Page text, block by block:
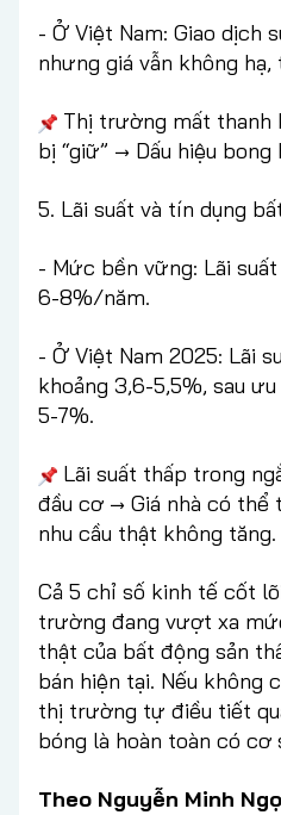
- Ở Việt Nam: Giao dịch
nhưng giá vẫn không
Thị trường mất thanh
bị “giữ” → Dấu hiệu
5. Lãi suất và tín dụng
- Mức bền vững: Lãi
6-8%/năm.
- Ở Việt Nam 2025: Lãi
khoảng 3,6-5,5%, sau
5-7%.
Lãi suất thấp trong
đầu cơ → Giá nhà có thể
nhu cầu thật không tăng.
Cả 5 chỉ số kinh tế cốt
trường đang vượt xa
thật của bất động sản
bán hiện tại. Nếu không
thị trường tự điều tiết
bóng là hoàn toàn có cơ
Theo Nguyễn Minh